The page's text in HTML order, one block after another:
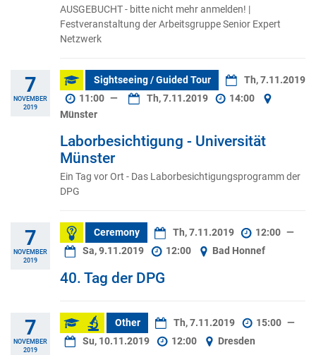
AUSGEBUCHT - bitte nicht mehr anmelden! |
Festveranstaltung der Arbeitsgruppe Senior Expert
Netzwerk
7
NOVEMBER
2019
Sightseeing / Guided Tour
Th, 7.11.2019
11:00 — Th, 7.11.2019
14:00
Münster
Laborbesichtigung - Universität
Münster
Ein Tag vor Ort - Das Laborbesichtigungsprogramm der
DPG
7
NOVEMBER
2019
Ceremony Th, 7.11.2019 12:00 —
Sa, 9.11.2019
12:00 Bad Honnef
40. Tag der DPG
7
NOVEMBER
2019
Other Th, 7.11.2019 15:00 —
Su, 10.11.2019
12:00 Dresden